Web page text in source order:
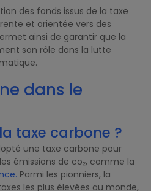
des fonds issus de la taxe
et orientée vers des
ainsi de garantir que la
son rôle dans la lutte
dans le
taxe carbone ?
une taxe carbone pour
émissions de co₂, comme la
Parmi les pionniers, la
les plus élevées au monde,